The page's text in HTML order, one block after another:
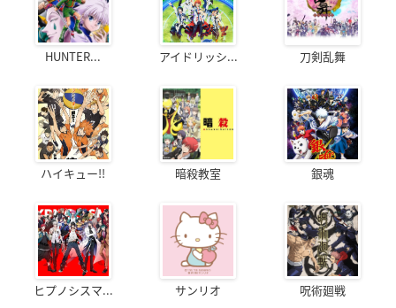
HUNTER... アイドリッシ... 刀剣乱舞
ハイキュー!! 暗殺教室 銀魂
ヒプノシスマ... サンリオ 呪術廻戦